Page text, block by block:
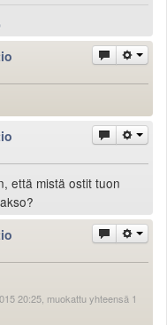
että mistä ostit tuon
20:25, muokattu yhteensä 1